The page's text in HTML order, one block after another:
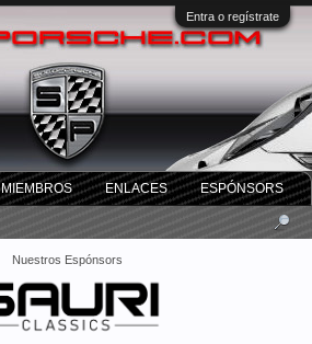
Entra o regístrate
Nuestros Espónsors
MIEMBROS ENLACES ESPÓNSORS